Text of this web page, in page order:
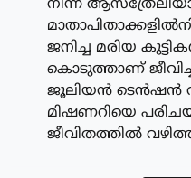
നിന്ന്
ജനിച്ച മരിയ
കൊടുത്താണ്
ജൂലിയന്‍ ടെന്‍ഷന്‍
മിഷണറിയെ
ജീവിതത്തില്‍